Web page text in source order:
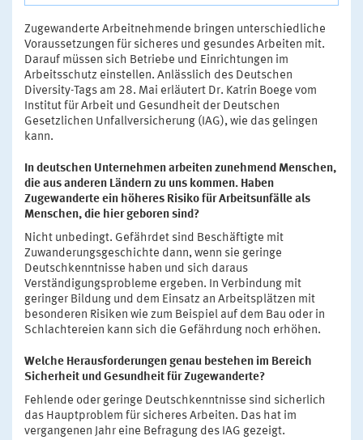
Zugewanderte Arbeitnehmende bringen unterschiedliche
Voraussetzungen für sicheres und gesundes Arbeiten mit.
Darauf müssen sich Betriebe und Einrichtungen im
Arbeitsschutz einstellen. Anlässlich des Deutschen
Diversity-Tags am 28. Mai erläutert Dr. Katrin Boege vom
Institut für Arbeit und Gesundheit der Deutschen
Gesetzlichen Unfallversicherung (IAG), wie das gelingen
kann.
In deutschen Unternehmen arbeiten zunehmend Menschen,
die aus anderen Ländern zu uns kommen. Haben
Zugewanderte ein höheres Risiko für Arbeitsunfälle als
Menschen, die hier geboren sind?
Nicht unbedingt. Gefährdet sind Beschäftigte mit
Zuwanderungsgeschichte dann, wenn sie geringe
Deutschkenntnisse haben und sich daraus
Verständigungsprobleme ergeben. In Verbindung mit
geringer Bildung und dem Einsatz an Arbeitsplätzen mit
besonderen Risiken wie zum Beispiel auf dem Bau oder in
Schlachtereien kann sich die Gefährdung noch erhöhen.
Welche Herausforderungen genau bestehen im Bereich
Sicherheit und Gesundheit für Zugewanderte?
Fehlende oder geringe Deutschkenntnisse sind sicherlich
das Hauptproblem für sicheres Arbeiten. Das hat im
vergangenen Jahr eine Befragung des IAG gezeigt.